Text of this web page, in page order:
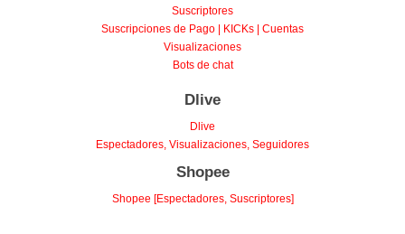
Suscriptores
Suscripciones de Pago | KICKs | Cuentas
Visualizaciones
Bots de chat
Dlive
Dlive
Espectadores, Visualizaciones, Seguidores
Shopee
Shopee [Espectadores, Suscriptores]